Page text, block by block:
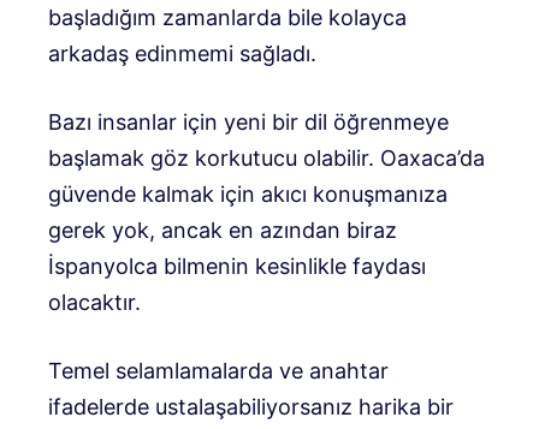
başladığım zamanlarda bile kolayca
arkadaş edinmemi sağladı.
Bazı insanlar için yeni bir dil öğrenmeye
başlamak göz korkutucu olabilir. Oaxaca’da
güvende kalmak için akıcı konuşmanıza
gerek yok, ancak en azından biraz
İspanyolca bilmenin kesinlikle faydası
olacaktır.
Temel selamlamalarda ve anahtar
ifadelerde ustalaşabiliyorsanız harika bir